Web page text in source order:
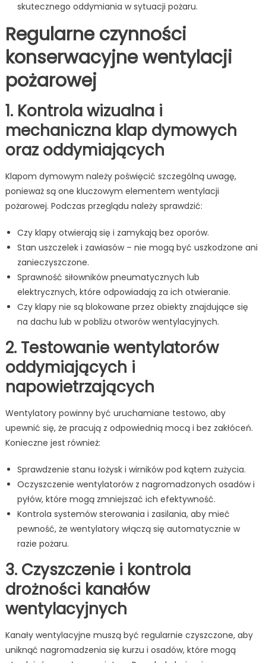
skutecznego oddymiania w sytuacji pożaru.
Regularne czynności
konserwacyjne wentylacji
pożarowej
1. Kontrola wizualna i
mechaniczna klap dymowych
oraz oddymiających
Klapom dymowym należy poświęcić szczególną uwagę,
ponieważ są one kluczowym elementem wentylacji
pożarowej. Podczas przeglądu należy sprawdzić:
Czy klapy otwierają się i zamykają bez oporów.
Stan uszczelek i zawiasów – nie mogą być uszkodzone ani
zanieczyszczone.
Sprawność siłowników pneumatycznych lub
elektrycznych, które odpowiadają za ich otwieranie.
Czy klapy nie są blokowane przez obiekty znajdujące się
na dachu lub w pobliżu otworów wentylacyjnych.
2. Testowanie wentylatorów
oddymiających i
napowietrzających
Wentylatory powinny być uruchamiane testowo, aby
upewnić się, że pracują z odpowiednią mocą i bez zakłóceń.
Konieczne jest również:
Sprawdzenie stanu łożysk i wirników pod kątem zużycia.
Oczyszczenie wentylatorów z nagromadzonych osadów i
pyłów, które mogą zmniejszać ich efektywność.
Kontrola systemów sterowania i zasilania, aby mieć
pewność, że wentylatory włączą się automatycznie w
razie pożaru.
3. Czyszczenie i kontrola
drożności kanałów
wentylacyjnych
Kanały wentylacyjne muszą być regularnie czyszczone, aby
uniknąć nagromadzenia się kurzu i osadów, które mogą